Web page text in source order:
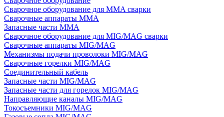
Сварочное оборудование для MMA сварки
Сварочные аппараты MMA
Запасные части MMA
Сварочное оборудование для MIG/MAG сварки
Сварочные аппараты MIG/MAG
Механизмы подачи проволоки MIG/MAG
Сварочные горелки MIG/MAG
Соединительный кабель
Запасные части MIG/MAG
Запасные части для горелок MIG/MAG
Направляющие каналы MIG/MAG
Токосъемники MIG/MAG